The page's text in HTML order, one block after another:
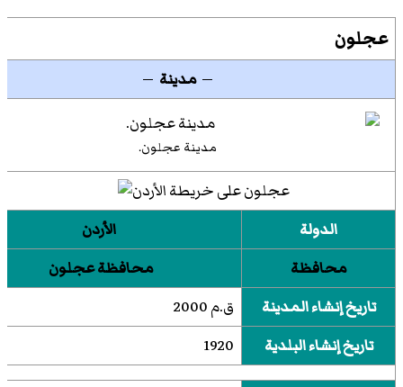
عجلون
—مدينة —
مدينة عجلون.
الدولة
الأردن
محافظة
محافظة عجلون
تاريخ إنشاء المدينة
ق.م 2000
تاريخ إنشاء البلدية
1920